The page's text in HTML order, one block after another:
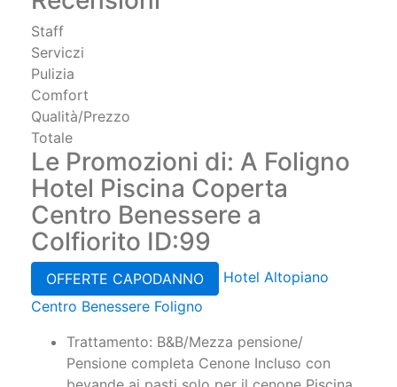
Recensioni
Staff
Serviczi
Pulizia
Comfort
Qualità/Prezzo
Totale
Le Promozioni di: A Foligno
Hotel Piscina Coperta
Centro Benessere a
Colfiorito ID:99
OFFERTE CAPODANNO
Centro Benessere Foligno
Trattamento: B&B/Mezza pensione/